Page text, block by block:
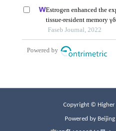
Copyright © Higher
Powered by